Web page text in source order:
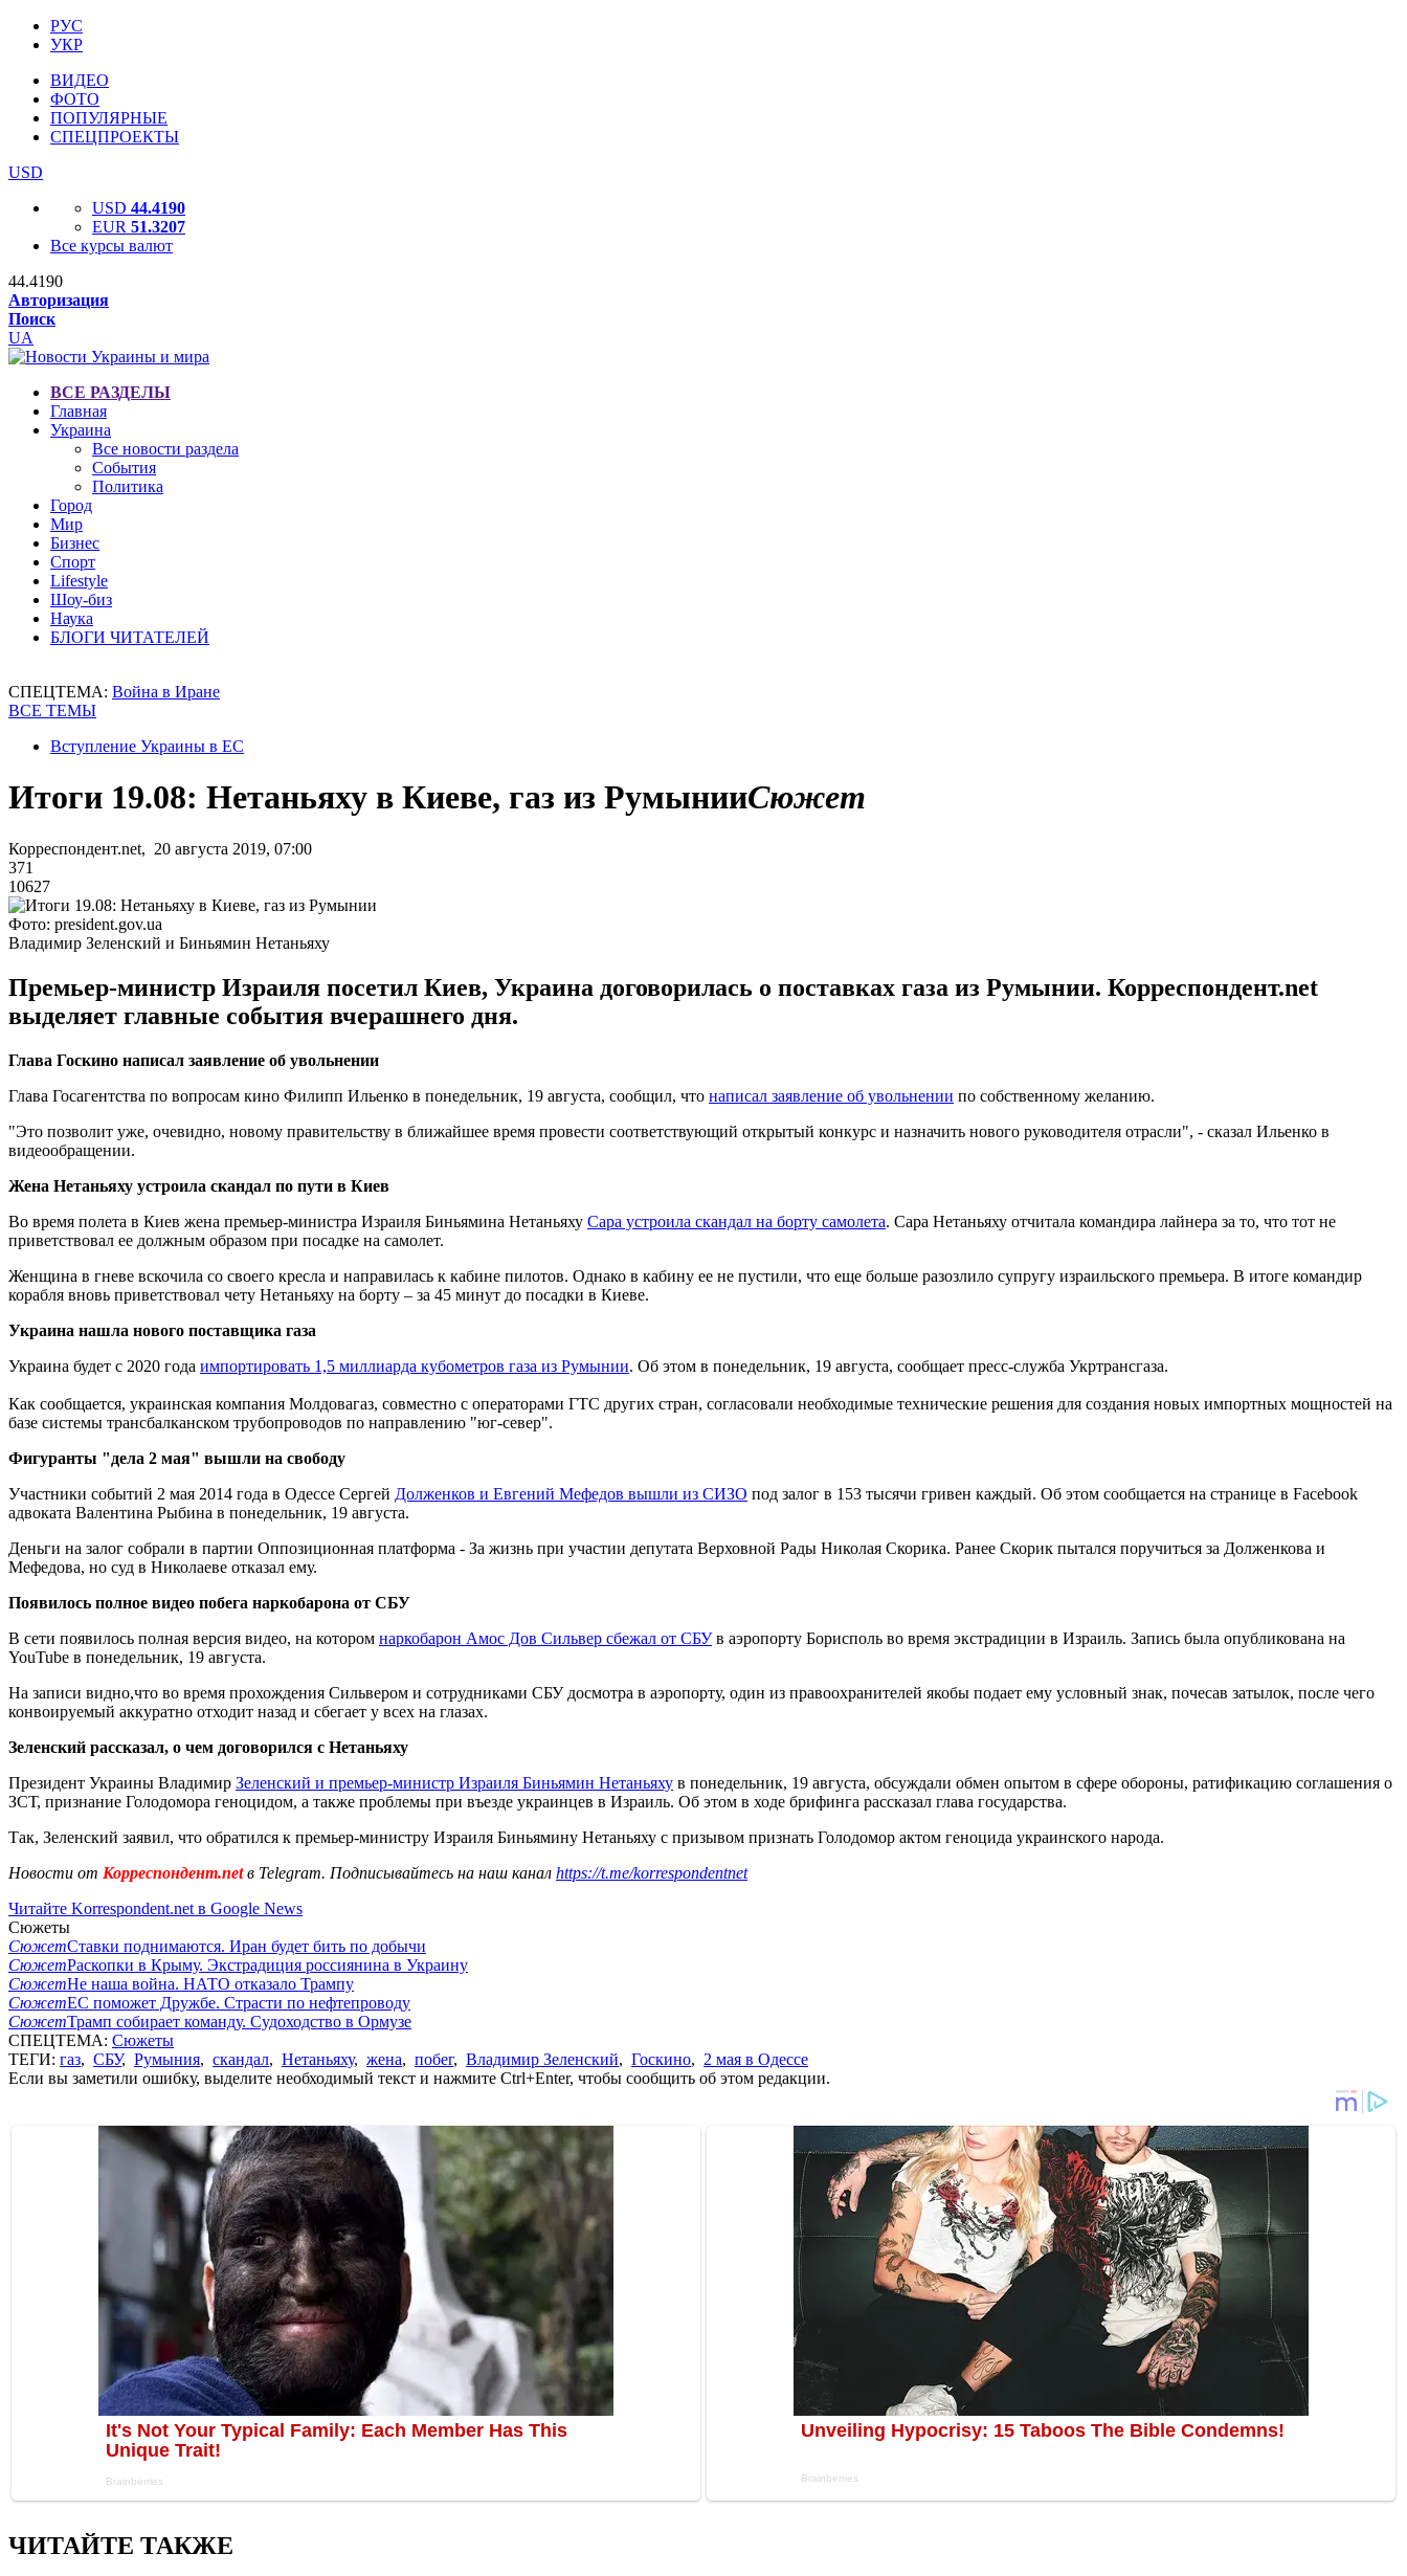
РУС
УКР
ВИДЕО
ФОТО
ПОПУЛЯРНЫЕ
СПЕЦПРОЕКТЫ
USD
USD 44.4190
EUR 51.3207
Все курсы валют
44.4190
Авторизация
Поиск
UA
ВСЕ РАЗДЕЛЫ
Главная
Украина
Все новости раздела
События
Политика
Город
Мир
Бизнес
Спорт
Lifestyle
Шоу-биз
Наука
БЛОГИ ЧИТАТЕЛЕЙ
СПЕЦТЕМА: Война в Иране
ВСЕ ТЕМЫ
Вступление Украины в ЕС
Итоги 19.08: Нетаньяху в Киеве, газ из РумынииСюжет
Корреспондент.net, 20 августа 2019, 07:00
371
10627
Фото: president.gov.ua
Владимир Зеленский и Биньямин Нетаньяху
Премьер-министр Израиля посетил Киев, Украина договорилась о поставках газа из Румынии. Корреспондент.net
выделяет главные события вчерашнего дня.
Глава Госкино написал заявление об увольнении
Глава Госагентства по вопросам кино Филипп Ильенко в понедельник, 19 августа, сообщил, что написал заявление об увольнении по собственному желанию.
"Это позволит уже, очевидно, новому правительству в ближайшее время провести соответствующий открытый конкурс и назначить нового руководителя отрасли", - сказал Ильенко в
видеообращении.
Жена Нетаньяху устроила скандал по пути в Киев
Во время полета в Киев жена премьер-министра Израиля Биньямина Нетаньяху Сара устроила скандал на борту самолета. Сара Нетаньяху отчитала командира лайнера за то, что тот не
приветствовал ее должным образом при посадке на самолет.
Женщина в гневе вскочила со своего кресла и направилась к кабине пилотов. Однако в кабину ее не пустили, что еще больше разозлило супругу израильского премьера. В итоге командир
корабля вновь приветствовал чету Нетаньяху на борту – за 45 минут до посадки в Киеве.
Украина нашла нового поставщика газа
Украина будет с 2020 года импортировать 1,5 миллиарда кубометров газа из Румынии. Об этом в понедельник, 19 августа, сообщает пресс-служба Укртрансгаза.
Как сообщается, украинская компания Молдовагаз, совместно с операторами ГТС других стран, согласовали необходимые технические решения для создания новых импортных мощностей на
базе системы трансбалканском трубопроводов по направлению "юг-север".
Фигуранты "дела 2 мая" вышли на свободу
Участники событий 2 мая 2014 года в Одессе Сергей Долженков и Евгений Мефедов вышли из СИЗО под залог в 153 тысячи гривен каждый. Об этом сообщается на странице в Facebook
адвоката Валентина Рыбина в понедельник, 19 августа.
Деньги на залог собрали в партии Оппозиционная платформа - За жизнь при участии депутата Верховной Рады Николая Скорика. Ранее Скорик пытался поручиться за Долженкова и
Мефедова, но суд в Николаеве отказал ему.
Появилось полное видео побега наркобарона от СБУ
В сети появилось полная версия видео, на котором наркобарон Амос Дов Сильвер сбежал от СБУв аэропорту Борисполь во время экстрадиции в Израиль. Запись была опубликована на
YouTube в понедельник, 19 августа.
На записи видно,что во время прохождения Сильвером и сотрудниками СБУ досмотра в аэропорту, один из правоохранителей якобы подает ему условный знак, почесав затылок, после чего
конвоируемый аккуратно отходит назад и сбегает у всех на глазах.
Зеленский рассказал, о чем договорился с Нетаньяху
Президент Украины Владимир Зеленский и премьер-министр Израиля Биньямин Нетаньяху в понедельник, 19 августа, обсуждали обмен опытом в сфере обороны, ратификацию соглашения о
ЗСТ, признание Голодомора геноцидом, а также проблемы при въезде украинцев в Израиль. Об этом в ходе брифинга рассказал глава государства.
Так, Зеленский заявил, что обратился к премьер-министру Израиля Биньямину Нетаньяху с призывом признать Голодомор актом геноцида украинского народа.
Новости от Корреспондент.netв Telegram. Подписывайтесь на наш канал https://t.me/korrespondentnet
Читайте Korrespondent.net в Google News
Сюжеты
СюжетСтавки поднимаются. Иран будет бить по добычи
СюжетРаскопки в Крыму. Экстрадиция россиянина в Украину
СюжетНе наша война. НАТО отказало Трампу
СюжетЕС поможет Дружбе. Страсти по нефтепроводу
СюжетТрамп собирает команду. Судоходство в Ормузе
СПЕЦТЕМА: Сюжеты
ТЕГИ: газ, СБУ, Румыния, скандал, Нетаньяху, жена, побег, Владимир Зеленский, Госкино, 2 мая в Одессе
Если вы заметили ошибку, выделите необходимый текст и нажмите Ctrl+Enter, чтобы сообщить об этом редакции.
ЧИТАЙТЕ ТАКЖЕ